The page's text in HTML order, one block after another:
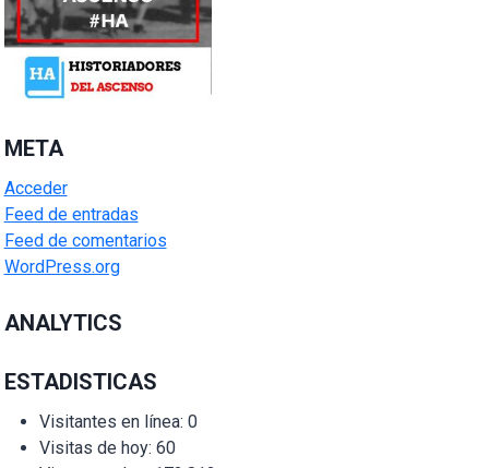
META
Acceder
Feed de entradas
Feed de comentarios
WordPress.org
ANALYTICS
ESTADISTICAS
Visitantes en línea: 0
Visitas de hoy: 60